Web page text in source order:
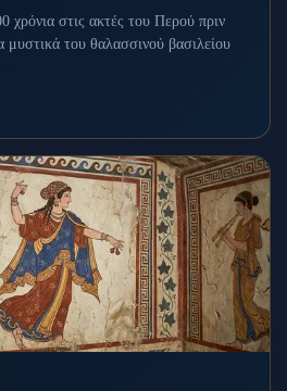
χρόνια στις ακτές του Περού πριν
του θαλασσινού βασιλείου